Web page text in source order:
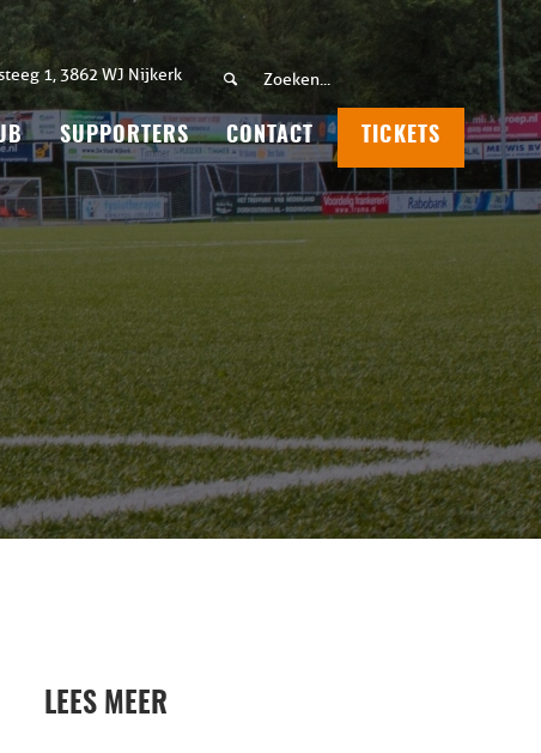
1, 3862 WJ Nijkerk
SUPPORTERS CONTACT TICKETS
LEES MEER